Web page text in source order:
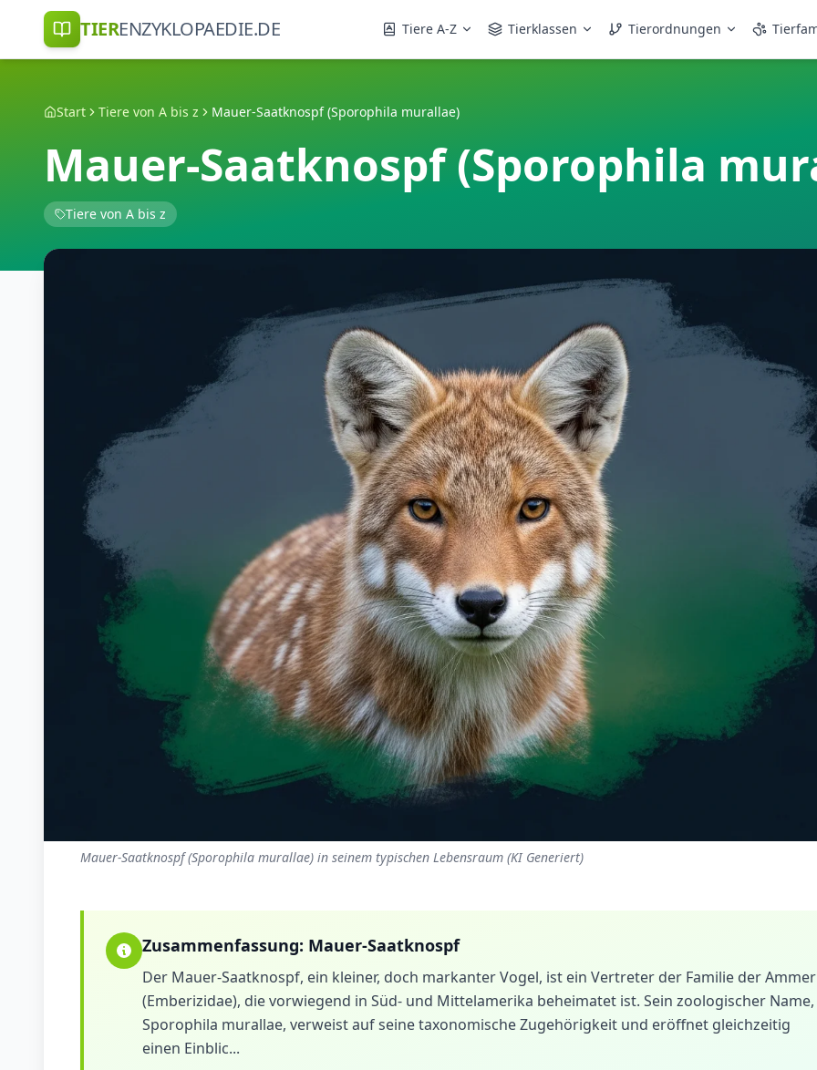
TIERENZYKLOPAEDIE.DE Tiere A-Z Tierklassen Tierordnungen
Start Tiere von A bis z Mauer-Saatknospf (Sporophila murallae)
Mauer-Saatknospf (Sporophila
Tiere von A bis z
Mauer-Saatknospf (Sporophila murallae) in seinem typischen Lebensraum (KI Generiert)
Zusammenfassung: Mauer-Saatknospf
Der Mauer-Saatknospf, ein kleiner, doch markanter Vogel, ist ein Vertreter der Familie der
(Emberizidae), die vorwiegend in Süd- und Mittelamerika beheimatet ist. Sein zoologischer Name,
Sporophila murallae, verweist auf seine taxonomische Zugehörigkeit und eröffnet gleichzeitig
einen Einblic...